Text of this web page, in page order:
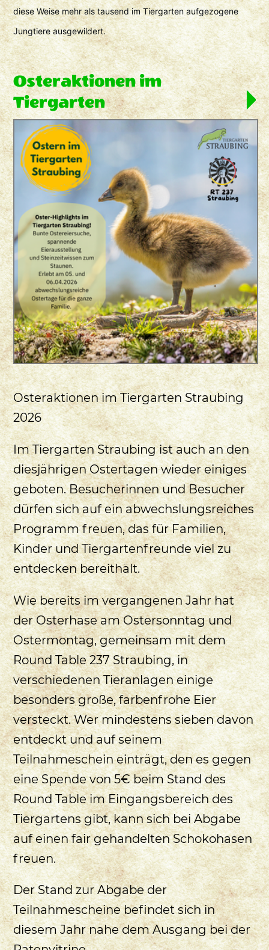
diese Weise mehr als tausend im Tiergarten aufgezogene
Jungtiere ausgewildert.
Osteraktionen im
Tiergarten
Osteraktionen im Tiergarten Straubing
2026
Im Tiergarten Straubing ist auch an den
diesjährigen Ostertagen wieder einiges
geboten. Besucherinnen und Besucher
dürfen sich auf ein abwechslungsreiches
Programm freuen, das für Familien,
Kinder und Tiergartenfreunde viel zu
entdecken bereithält.
Wie bereits im vergangenen Jahr hat
der Osterhase am Ostersonntag und
Ostermontag, gemeinsam mit dem
Round Table 237 Straubing, in
verschiedenen Tieranlagen einige
besonders große, farbenfrohe Eier
versteckt. Wer mindestens sieben davon
entdeckt und auf seinem
Teilnahmeschein einträgt, den es gegen
eine Spende von 5€ beim Stand des
Round Table im Eingangsbereich des
Tiergartens gibt, kann sich bei Abgabe
auf einen fair gehandelten Schokohasen
freuen.
Der Stand zur Abgabe der
Teilnahmescheine befindet sich in
diesem Jahr nahe dem Ausgang bei der